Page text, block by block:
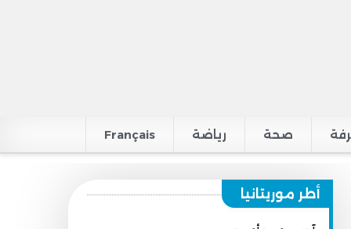
صحة رياضة Français
أطر موريتانيا